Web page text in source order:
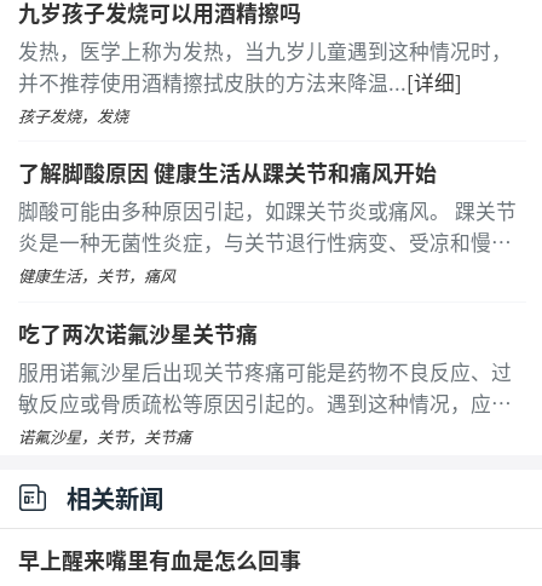
九岁孩子发烧可以用酒精擦吗
发热，医学上称为发热，当九岁儿童遇到这种情况时，
并不推荐使用酒精擦拭皮肤的方法来降温...[详细]
孩子发烧，发烧
了解脚酸原因 健康生活从踝关节和痛风开始
脚酸可能由多种原因引起，如踝关节炎或痛风。 踝关节
炎是一种无菌性炎症，与关节退行性病变、受凉和慢性
劳损等因素有关。患者常感到脚部酸痛，并伴有局部疼
感...[详细]
健康生活，关节，痛风
吃了两次诺氟沙星关节痛
服用诺氟沙星后出现关节疼痛可能是药物不良反应、过
敏反应或骨质疏松等原因引起的。遇到这种情况，应尽
快就医，并在医生指导下进行适当的治疗。诺氟沙星是
面效果显著，但也可能带来一些不良反应
诺氟沙星，关节，关节痛
相关新闻
早上醒来嘴里有血是怎么回事